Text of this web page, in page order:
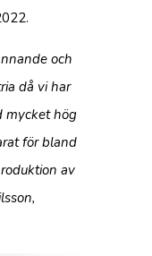
och
då vi har
mycket hög
för bland
av